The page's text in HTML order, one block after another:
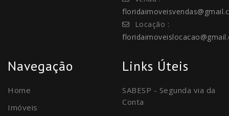
Locação :
Navegação
Home
Imóveis
Links Úteis
SABESP - Segunda via da
Conta